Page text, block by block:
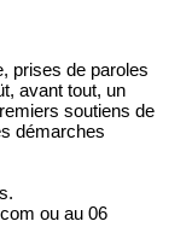
prises de paroles
avant tout, un
soutiens de
démarches
ou au 06